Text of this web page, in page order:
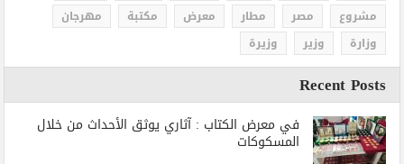
مشروع
مصر مطار معرض مكتبة
مهرجان
وزارة
وزير وزيرة
Recent Posts
في معرض الكتاب : آثاري يوثق الأحداث من خلال
المسكوكات